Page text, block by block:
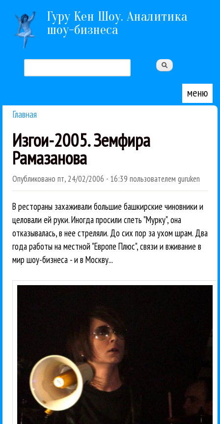
Перейти к основному содержанию
Гуру Кен Шоу. Аналитика
шоу-бизнеса
Форма поиска
меню
Главная
Изгои-2005. Земфира
Рамазанова
Опубликовано пт, 24/02/2006 - 16:39 пользователем guruken
В рестораны захаживали большие башкирские чиновники и
целовали ей руки. Иногда просили спеть "Мурку", она
отказывалась, в нее стреляли. До сих пор за ухом шрам. Два
года работы на местной "Европе Плюс", связи и вживание в
мир шоу-бизнеса - и в Москву...